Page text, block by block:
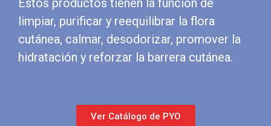
Estos productos tienen la función de
limpiar, purificar y reequilibrar la flora
cutánea, calmar, desodorizar, promover la
hidratación y reforzar la barrera cutánea.
Ver Catálogo de PYO